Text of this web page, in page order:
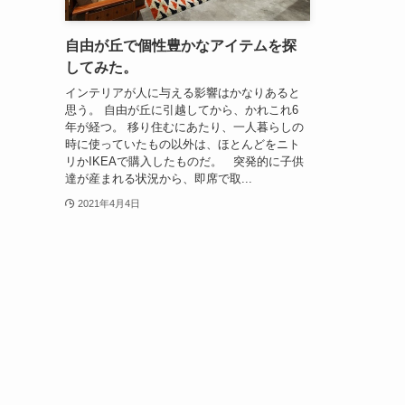
自由が丘で個性豊かなアイテムを探
してみた。
インテリアが人に与える影響はかなりあると
思う。 自由が丘に引越してから、かれこれ6
年が経つ。 移り住むにあたり、一人暮らしの
時に使っていたもの以外は、ほとんどをニト
リかIKEAで購入したものだ。 突発的に子供
達が産まれる状況から、即席で取...
2021年4月4日